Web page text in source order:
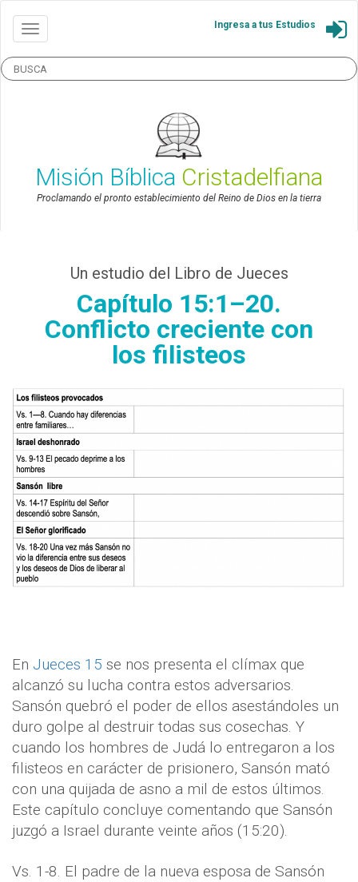
Ingresa a tus Estudios
Misión Bíblica Cristadelfiana
Proclamando el pronto establecimiento del Reino de Dios en la tierra
Un estudio del Libro de Jueces
Capítulo 15:1–20.
Conflicto creciente con
los filisteos
En Jueces 15 se nos presenta el clímax que
alcanzó su lucha contra estos adversarios.
Sansón quebró el poder de ellos asestándoles un
duro golpe al destruir todas sus cosechas. Y
cuando los hombres de Judá lo entregaron a los
filisteos en carácter de prisionero, Sansón mató
con una quijada de asno a mil de estos últimos.
Este capítulo concluye comentando que Sansón
juzgó a Israel durante veinte años (15:20).
Vs. 1-8. El padre de la nueva esposa de Sansón